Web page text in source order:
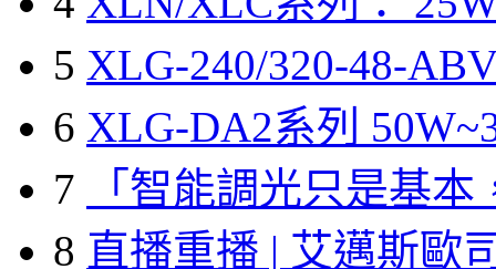
5 XLG-240/320-48-
6 XLG-DA2系列
7
「智能調光只是基本
8 直播重播 | 艾邁斯歐